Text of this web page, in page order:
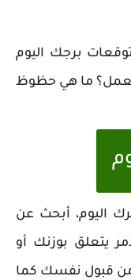
برجك اليوم
ما هي حظوظ
اليوم، أبحث عن
يتعلق بوزنك أو
من قبول نفسك كما